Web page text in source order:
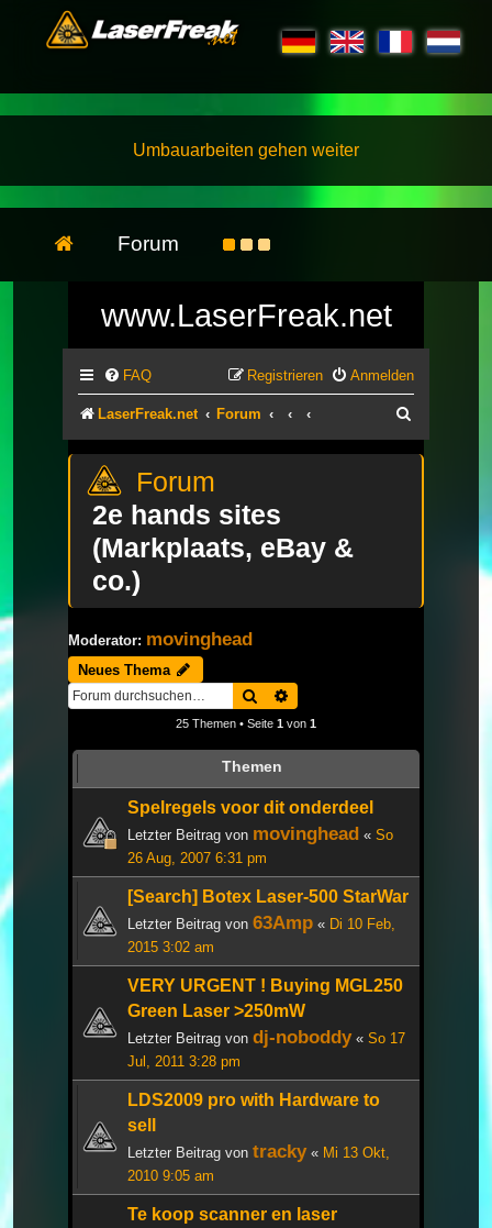
Umbauarbeiten gehen weiter
Forum
www.LaserFreak.net
FAQ Anmelden
Registrieren
LaserFreak.net Forum
2e hands sites
(Markplaats, eBay &
co.)
Moderator: movinghead
Neues Thema
Suche
25 Themen • Seite 1 von 1
Themen
Spelregels voor dit onderdeel
Letzter Beitrag von movinghead « So
26 Aug, 2007 6:31 pm
[Search] Botex Laser-500 StarWar
Letzter Beitrag von 63Amp « Di 10 Feb,
2015 3:02 am
VERY URGENT ! Buying MGL250
Green Laser >250mW
Letzter Beitrag von dj-noboddy« So 17
Jul, 2011 3:28 pm
LDS2009 pro with Hardware to
sell
Letzter Beitrag von tracky« Mi 13 Okt,
2010 9:05 am
Te koop scanner en laser